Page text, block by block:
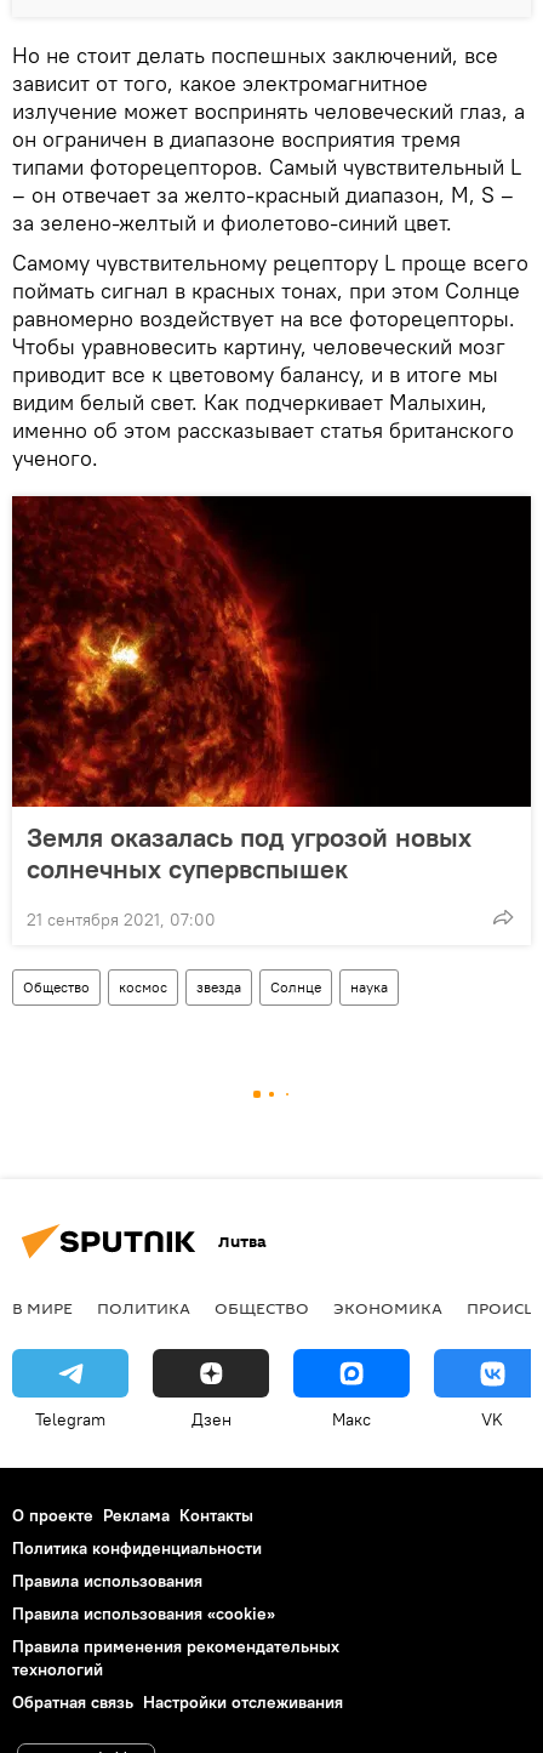
Но не стоит делать поспешных заключений, все
зависит от того, какое электромагнитное
излучение может воспринять человеческий глаз, а
он ограничен в диапазоне восприятия тремя
типами фоторецепторов. Самый чувствительный L
– он отвечает за желто-красный диапазон, M, S –
за зелено-желтый и фиолетово-синий цвет.
Самому чувствительному рецептору L проще всего
поймать сигнал в красных тонах, при этом Солнце
равномерно воздействует на все фоторецепторы.
Чтобы уравновесить картину, человеческий мозг
приводит все к цветовому балансу, и в итоге мы
видим белый свет. Как подчеркивает Малыхин,
именно об этом рассказывает статья британского
ученого.
Земля оказалась под угрозой новых
солнечных супервспышек
21 сентября 2021, 07:00
Общество космос звезда Солнце наука
Литва
В МИРЕ ПОЛИТИКА ОБЩЕСТВО ЭКОНОМИКА
Telegram Дзен Макс VK
О проекте Реклама Контакты
Политика конфиденциальности
Правила использования
Правила использования «cookie»
Правила применения рекомендательных
технологий
Обратная связь Настройки отслеживания